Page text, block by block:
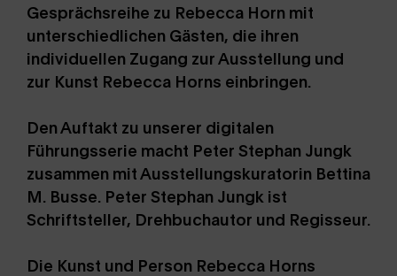
Gesprächsreihe zu Rebecca Horn mit
unterschiedlichen Gästen, die ihren
individuellen Zugang zur Ausstellung und
zur Kunst Rebecca Horns einbringen.
Den Auftakt zu unserer digitalen
Führungsserie macht Peter Stephan Jungk
zusammen mit Ausstellungskuratorin Bettina
M. Busse. Peter Stephan Jungk ist
Schriftsteller, Drehbuchautor und Regisseur.
Die Kunst und Person Rebecca Horns